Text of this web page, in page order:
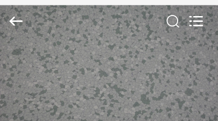
家
へ
製
2026
JIANGSU
ESTY
BUILDING
MATERIALS
CO.,LTD.
All
Rights
Reserved.
Developed
by
ECER